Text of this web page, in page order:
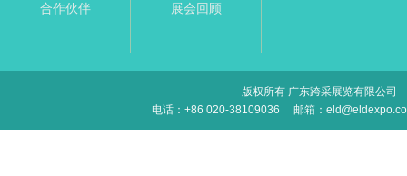
合作伙伴
展会回顾
版权所有 广东跨采展览有限公司
电话：+86 020-38109036
邮箱：